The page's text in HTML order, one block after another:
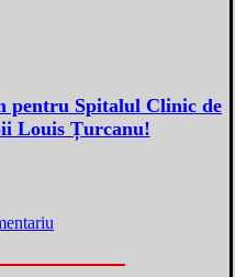
pentru Spitalul Clinic de
Louis Țurcanu!